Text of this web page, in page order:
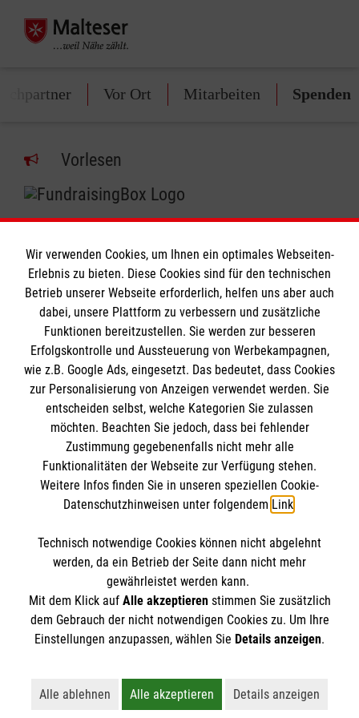
Vor Ort Mitarbeiten Spenden
Vorlesen
Informationen
Impressum
Datenschutz
Kontakt
Barrierefreiheit
Die Malteser
Malteser in Deutschland
Malteserorden
Sharepoint
Spendenkonto
Bank: Pax-Bank für Kirche und Caritas eG
IBAN: DE15 3706 0120 1201 2130 17
BIC: GENODED1PA7
So finden Sie uns
Streitfeldstr. 1
81673 München
Email:bistum.muenchen@malteser.org
Der Malteser Hilfsdienst e.V. ist als eingetragene
Gewerbesteuer befreit.
Wir verwenden Cookies, um Ihnen ein optimales Webseiten-
Erlebnis zu bieten. Diese Cookies sind für den technischen
Betrieb unserer Webseite erforderlich, helfen uns aber auch
dabei, unsere Plattform zu verbessern und zusätzliche
Funktionen bereitzustellen. Sie werden zur besseren
Erfolgskontrolle und Aussteuerung von Werbekampagnen,
wie z.B. Google Ads, eingesetzt. Das bedeutet, dass Cookies
zur Personalisierung von Anzeigen verwendet werden. Sie
entscheiden selbst, welche Kategorien Sie zulassen
möchten. Beachten Sie jedoch, dass bei fehlender
Zustimmung gegebenenfalls nicht mehr alle
Funktionalitäten der Webseite zur Verfügung stehen.
Weitere Infos finden Sie in unseren speziellen Cookie-
Datenschutzhinweisen unter folgendem Link.
Technisch notwendige Cookies können nicht abgelehnt
werden, da ein Betrieb der Seite dann nicht mehr
gewährleistet werden kann.
Mit dem Klick auf Alle akzeptierenstimmen Sie zusätzlich
dem Gebrauch der nicht notwendigen Cookies zu. Um Ihre
Einstellungen anzupassen, wählen Sie Details anzeigen.
Alle ablehnen
Lehnt alle nicht-essentiellen Cookies ab
Alle akzeptieren
Akzeptiert alle Cookies
Details anzeigen